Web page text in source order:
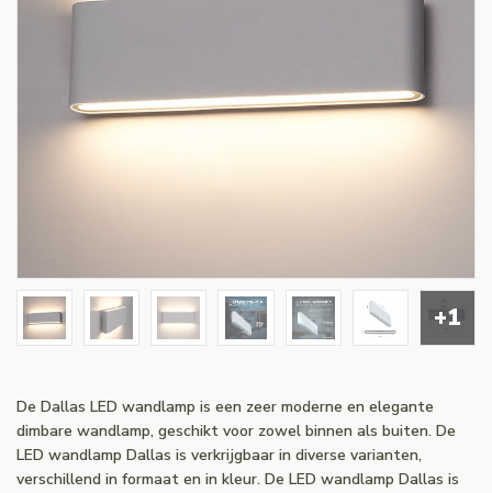
+1
De Dallas LED wandlamp is een zeer moderne en elegante
dimbare wandlamp, geschikt voor zowel binnen als buiten. De
LED wandlamp Dallas is verkrijgbaar in diverse varianten,
verschillend in formaat en in kleur. De LED wandlamp Dallas is